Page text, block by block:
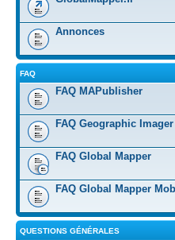
Annonces
FAQ
FAQ MAPublisher
FAQ Geographic Imager
FAQ Global Mapper
FAQ Global Mapper
QUESTIONS GÉNÉRALES